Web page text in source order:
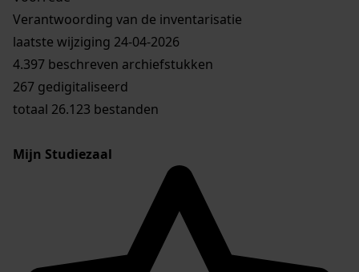
Verantwoording van de inventarisatie
laatste wijziging 24-04-2026
4.397 beschreven archiefstukken
267 gedigitaliseerd
totaal 26.123 bestanden
Mijn Studiezaal